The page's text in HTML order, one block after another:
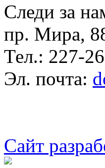
Следи за
пр. Мира,
Тел.: 227-
Эл. почта:
Сайт